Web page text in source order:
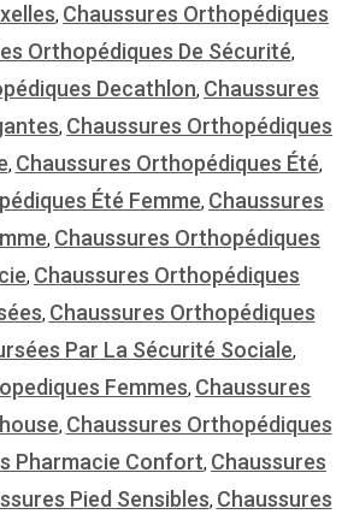
, Chaussures Orthopédiques
Orthopédiques De Sécurité,
Decathlon, Chaussures
, Chaussures Orthopédiques
, Chaussures Orthopédiques Été,
Été Femme, Chaussures
, Chaussures Orthopédiques
, Chaussures Orthopédiques
, Chaussures Orthopédiques
Par La Sécurité Sociale,
Femmes, Chaussures
, Chaussures Orthopédiques
Pharmacie Confort, Chaussures
Pied Sensibles, Chaussures